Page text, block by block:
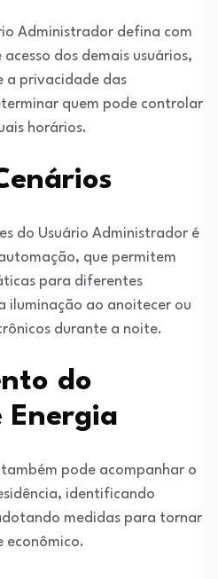
Administrador defina com
dos demais usuários,
a privacidade das
quem pode controlar
horários.
do Usuário Administrador é
que permitem
para diferentes
iluminação ao anoitecer ou
durante a noite.
do
Energia
pode acompanhar o
identificando
medidas para tornar
econômico.